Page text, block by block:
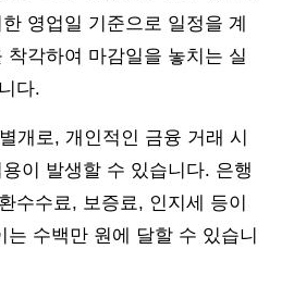
영업일 기준으로 일정을 계
착각하여 마감일을 놓치는 실
다.
개로, 개인적인 금융 거래 시
이 발생할 수 있습니다. 은행
수수료, 보증료, 인지세 등이
는 수백만 원에 달할 수 있습니